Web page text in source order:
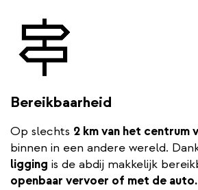
Bereikbaarheid
Op slechts 2 km van het centrum
binnen in een andere wereld.
ligging is de abdij makkelijk
openbaar vervoer of met de auto.